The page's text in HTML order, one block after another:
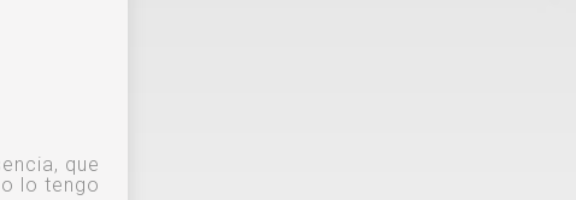
que
lo tengo